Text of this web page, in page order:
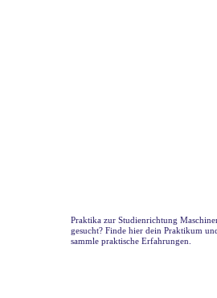
Praktika zur Studienrichtung
gesucht? Finde hier dein Praktikum
sammle praktische Erfahrungen.